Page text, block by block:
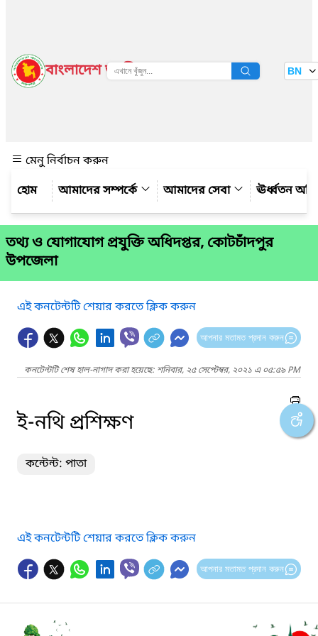
বাংলাদেশ জাতীয় তথ্য বাতায়ন BN
মেনু নির্বাচন করুন
আমাদের সম্পর্কে
আমাদের সেবা ঊর্ধ্বতন
তথ্য ও যোগাযোগ প্রযুক্তি অধিদপ্তর, কোটচাঁদপুর
উপজেলা
এই কনটেন্টটি শেয়ার করতে ক্লিক করুন
আপনার মতামত প্রদান করুন
কনটেন্টটি শেষ হাল-নাগাদ করা হয়েছে: শনিবার, ২৫ সেপ্টেম্বর, ২০২১ এ ০৫:৫৯ PM
ই-নথি প্রশিক্ষণ
কন্টেন্ট: পাতা
এই কনটেন্টটি শেয়ার করতে ক্লিক করুন
আপনার মতামত প্রদান করুন